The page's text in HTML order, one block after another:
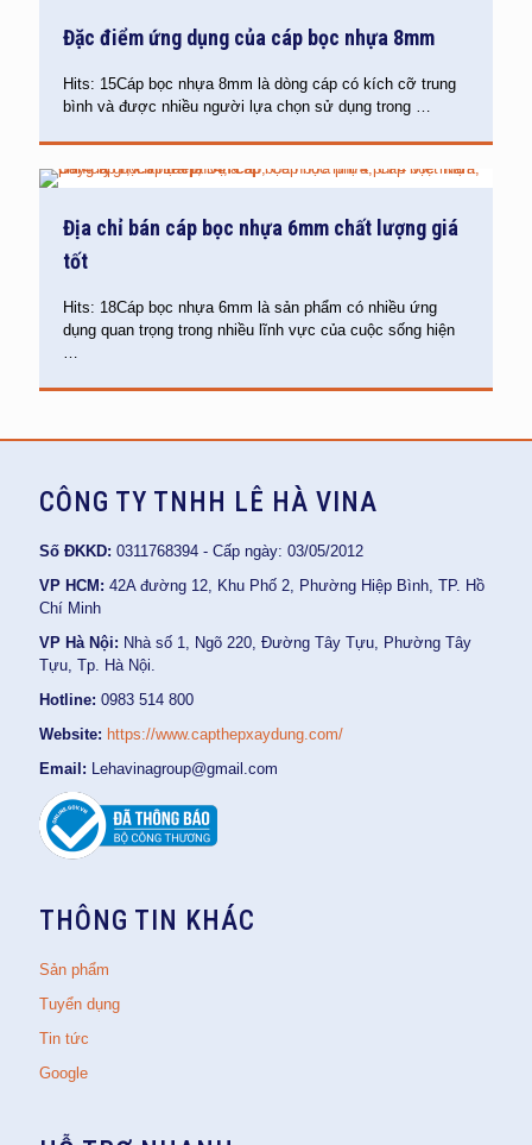
Đặc điểm ứng dụng của cáp bọc nhựa 8mm
Hits: 15Cáp bọc nhựa 8mm là dòng cáp có kích cỡ trung
bình và được nhiều người lựa chọn sử dụng trong …
Địa chỉ bán cáp bọc nhựa 6mm chất lượng giá
tốt
Hits: 18Cáp bọc nhựa 6mm là sản phẩm có nhiều ứng
dụng quan trọng trong nhiều lĩnh vực của cuộc sống hiện
…
CÔNG TY TNHH LÊ HÀ VINA
Số ĐKKD: 0311768394 - Cấp ngày: 03/05/2012
VP HCM: 42A đường 12, Khu Phố 2, Phường Hiệp Bình, TP. Hồ
Chí Minh
VP Hà Nội: Nhà số 1, Ngõ 220, Đường Tây Tựu, Phường Tây
Tựu, Tp. Hà Nội.
Hotline: 0983 514 800
Website: https://www.capthepxaydung.com/
Email: Lehavinagroup@gmail.com
THÔNG TIN KHÁC
Sản phẩm
Tuyển dụng
Tin tức
Google